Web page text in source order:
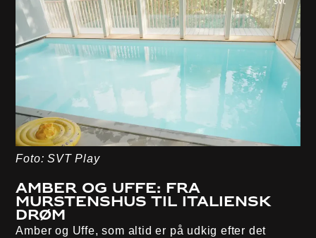
Foto: SVT Play
Amber og Uffe: Fra
murstenshus til italiensk
drøm
Amber og Uffe, som altid er på udkig efter det